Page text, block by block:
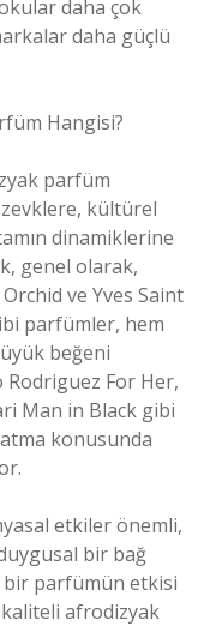
daha çok
daha güçlü
Hangisi?
parfüm
zevklere, kültürel
dinamiklerine
genel olarak,
ve Yves Saint
parfümler, hem
beğeni
For Her,
Man in Black gibi
konusunda
etkiler önemli,
bir bağ
bir parfümün etkisi
afrodizyak